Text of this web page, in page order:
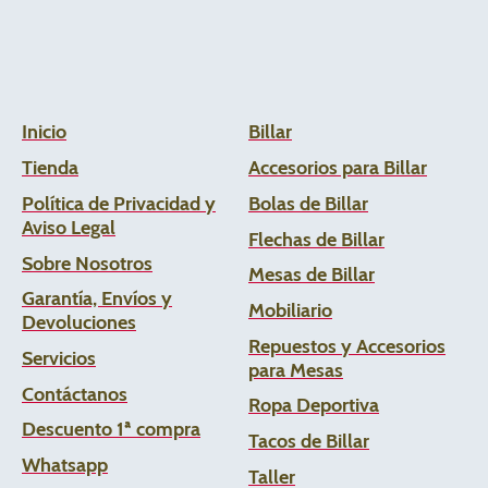
Inicio
Tienda
Política de Privacidad y
Aviso Legal
Sobre Nosotros
Garantía, Envíos y
Devoluciones
Servicios
Contáctanos
Descuento 1ª compra
Whatsapp
Billar
Accesorios para Billar
Bolas de Billar
Flechas de Billar
Mesas de Billar
Mobiliario
Repuestos y Accesorios
para Mesas
Ropa Deportiva
Tacos de Billar
Taller